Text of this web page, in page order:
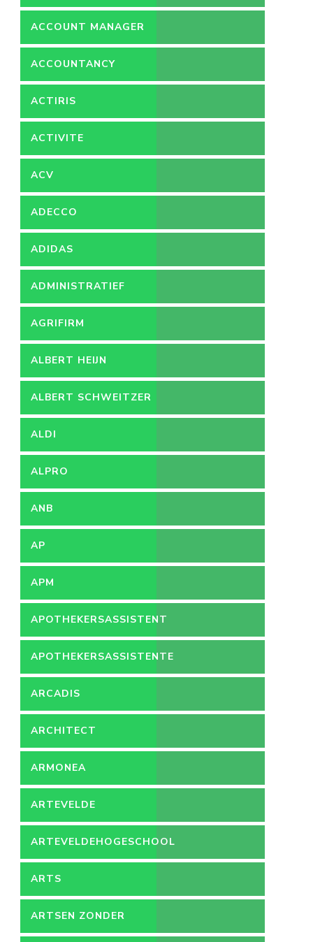
ACCOUNT MANAGER
ACCOUNTANCY
ACTIRIS
ACTIVITE
ACV
ADECCO
ADIDAS
ADMINISTRATIEF
MEDEWERKER
AGRIFIRM
ALBERT HEIJN
ALBERT SCHWEITZER
ZIEKENHUIS
ALDI
ALPRO
ANB
AP
APM
APOTHEKERSASSISTENT
APOTHEKERSASSISTENTE
ARCADIS
ARCHITECT
ARMONEA
ARTEVELDE
ARTEVELDEHOGESCHOOL
ARTS
ARTSEN ZONDER